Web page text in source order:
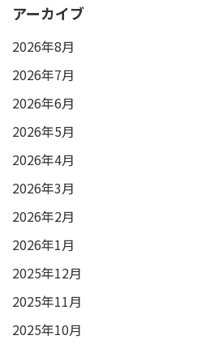
アーカイブ
2026年8月
2026年7月
2026年6月
2026年5月
2026年4月
2026年3月
2026年2月
2026年1月
2025年12月
2025年11月
2025年10月